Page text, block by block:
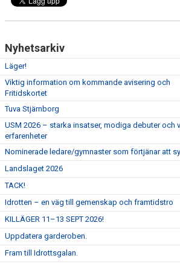
Nyhetsarkiv
Läger!
Viktig information om kommande avisering och
Fritidskortet
Tuva Stjärnborg
USM 2026 – starka insatser, modiga debuter och
erfarenheter
Nominerade ledare/gymnaster som förtjänar att
Landslaget 2026
TACK!
Idrotten – en väg till gemenskap och framtidstro
KILLÄGER 11–13 SEPT 2026!
Uppdatera garderoben.
Fram till Idrottsgalan.